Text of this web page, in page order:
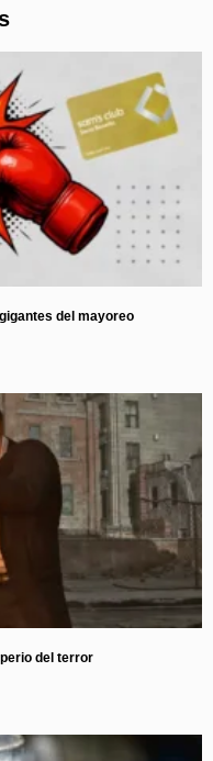
del mayoreo
del terror